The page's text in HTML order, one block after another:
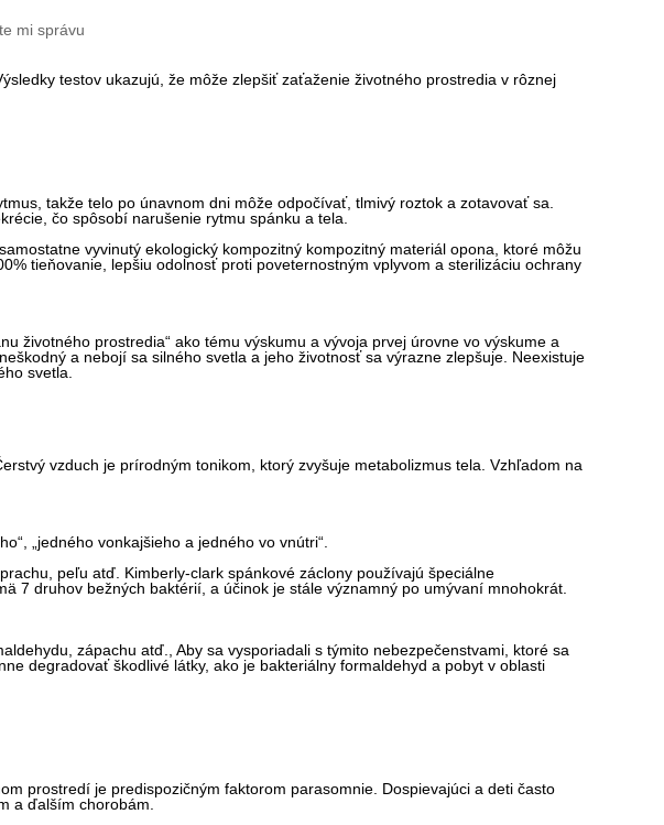
mi správu
testov ukazujú, že môže zlepšiť zaťaženie životného prostredia v rôznej
takže telo po únavnom dni môže odpočívať, tlmivý roztok a zotavovať sa.
čo spôsobí narušenie rytmu spánku a tela.
vyvinutý ekologický kompozitný kompozitný materiál opona, ktoré môžu
tieňovanie, lepšiu odolnosť proti poveternostným vplyvom a sterilizáciu ochrany
životného prostredia“ ako tému výskumu a vývoja prvej úrovne vo výskume a
a nebojí sa silného svetla a jeho životnosť sa výrazne zlepšuje. Neexistuje
svetla.
vzduch je prírodným tonikom, ktorý zvyšuje metabolizmus tela. Vzhľadom na
„jedného vonkajšieho a jedného vo vnútri“.
peľu atď. Kimberly-clark spánkové záclony používajú špeciálne
7 druhov bežných baktérií, a účinok je stále významný po umývaní mnohokrát.
zápachu atď., Aby sa vysporiadali s týmito nebezpečenstvami, ktoré sa
degradovať škodlivé látky, ako je bakteriálny formaldehyd a pobyt v oblasti
prostredí je predispozičným faktorom parasomnie. Dospievajúci a deti často
a ďalším chorobám.